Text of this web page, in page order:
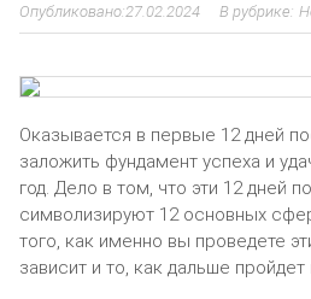
27.02.2024
Оказывается в первые 12 дней
заложить фундамент успеха и
год. Дело в том, что эти 12 дней
символизируют 12 основных
того, как именно вы проведете
зависит и то, как дальше пройдет